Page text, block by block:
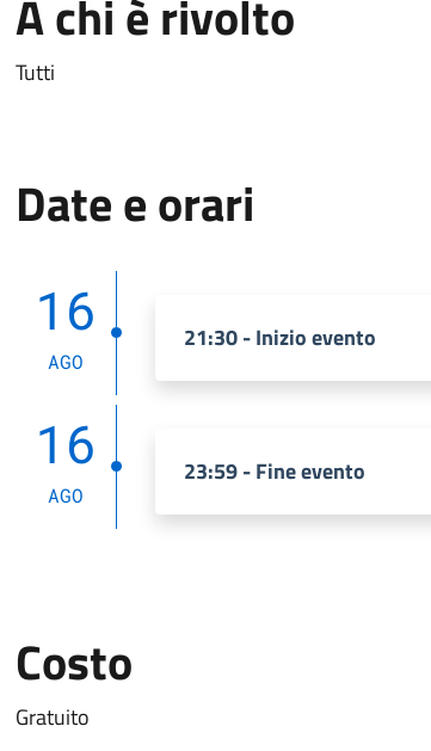
A chi è rivolto
Tutti
Date e orari
16
AGO
21:30 - Inizio evento
16
AGO
23:59 - Fine evento
Costo
Gratuito